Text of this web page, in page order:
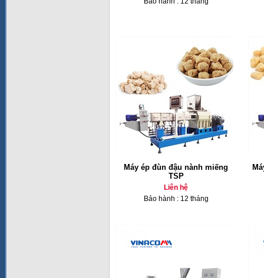
Máy ép đùn đậu nành miếng
TSP
Liên hệ
Bảo hành : 12 tháng